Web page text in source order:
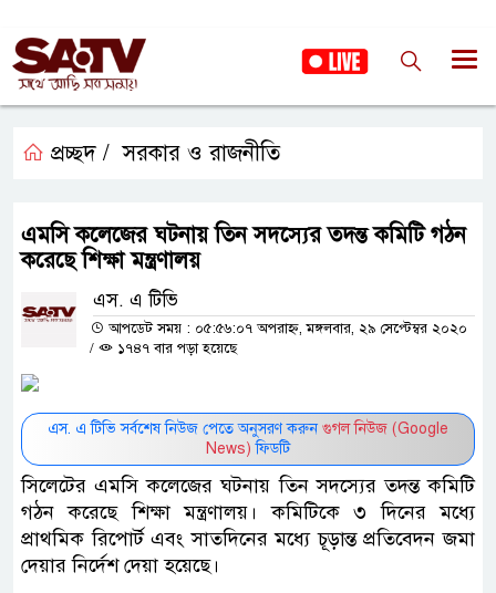
প্রচ্ছদ / সরকার ও রাজনীতি
এমসি কলেজের ঘটনায় তিন সদস্যের তদন্ত কমিটি গঠন
করেছে শিক্ষা মন্ত্রণালয়
এস. এ টিভি
আপডেট সময় : ০৫:৫৬:০৭ অপরাহ্ন, মঙ্গলবার, ২৯ সেপ্টেম্বর ২০২০
/
১৭৪৭ বার পড়া হয়েছে
এস. এ টিভি সর্বশেষ নিউজ পেতে অনুসরণ করুন গুগল নিউজ (Google
News) ফিডটি
সিলেটের এমসি কলেজের ঘটনায় তিন সদস্যের তদন্ত কমিটি
গঠন করেছে শিক্ষা মন্ত্রণালয়। কমিটিকে ৩ দিনের মধ্যে
প্রাথমিক রিপোর্ট এবং সাতদিনের মধ্যে চূড়ান্ত প্রতিবেদন জমা
দেয়ার নির্দেশ দেয়া হয়েছে।